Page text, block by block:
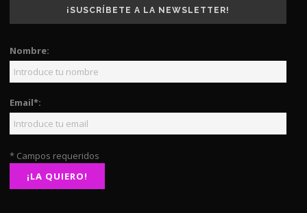
¡SUSCRÍBETE A LA NEWSLETTER!
Nombre:
Email*:
* Campos requeridos